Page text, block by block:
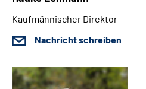
Kaufmännischer Direktor
Nachricht schreiben